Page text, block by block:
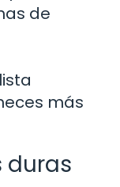
de
más
duras